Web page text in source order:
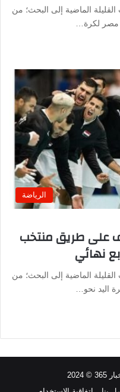
الماضية إلى البحث؛ من
لكرة…
الرياضة
2024 .. تعرف على طريق منتخب
نهائي
الماضية إلى البحث؛ من
اليد نحو…